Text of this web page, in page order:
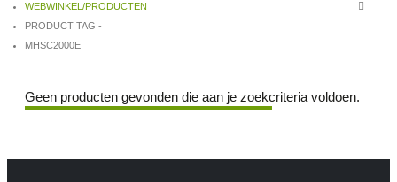
WEBWINKEL/PRODUCTEN
PRODUCT TAG -
MHSC2000E
Geen producten gevonden die aan je zoekcriteria voldoen.